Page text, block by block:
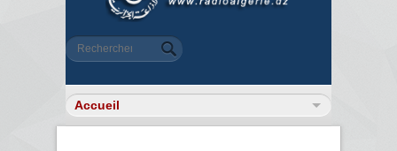
Formulaire de recherche
Rechercher